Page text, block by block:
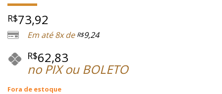
R$73,92
Em até 8x de R$9,24
R$62,83
no PIX ou BOLETO
Fora de estoque